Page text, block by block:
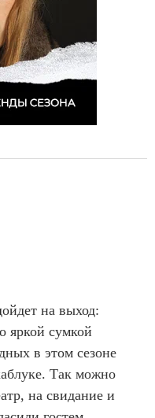
на выход:
яркой сумкой
в этом сезоне
Так можно
на свидание и